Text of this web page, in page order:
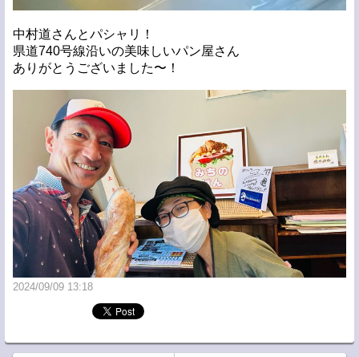
中村道さんとパシャリ！
県道740号線沿いの美味しいパン屋さん
ありがとうございました〜！
2024/09/09 13:18